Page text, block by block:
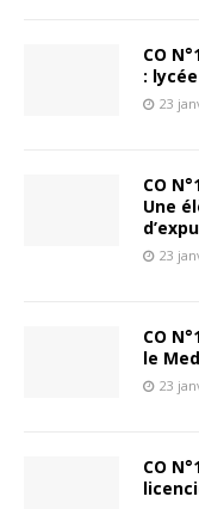
CO
:
23
CO
Une
23
CO
le
23
CO